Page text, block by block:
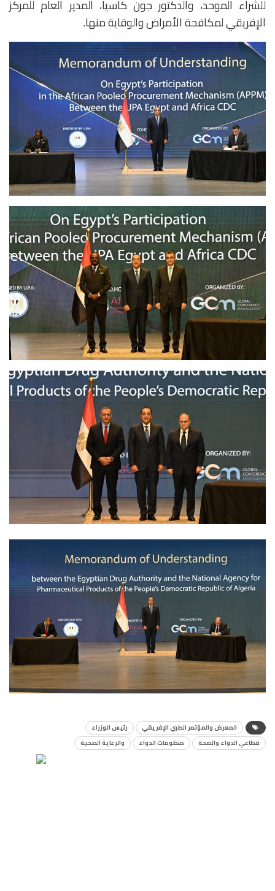
للشراء الموحد، والدكتور جون كاسيا، المدير العام للمركز
الإفريقي لمكافحة الأمراض والوقاية منها.
المعرض والمؤتمر الطبي الإفريقي
رئيس الوزراء
قطاعي الدواء والصحة
منظومات الدواء والرعاية الصحية